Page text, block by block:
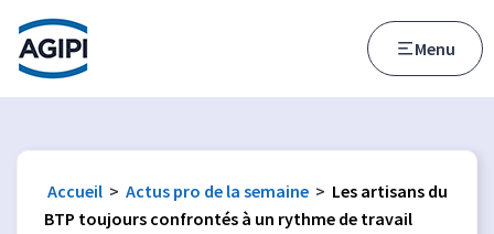
Accès au menu
Accès au contenu principal
Menu
Accueil > Actus pro de la semaine > Les artisans du
BTP toujours confrontés à un rythme de travail